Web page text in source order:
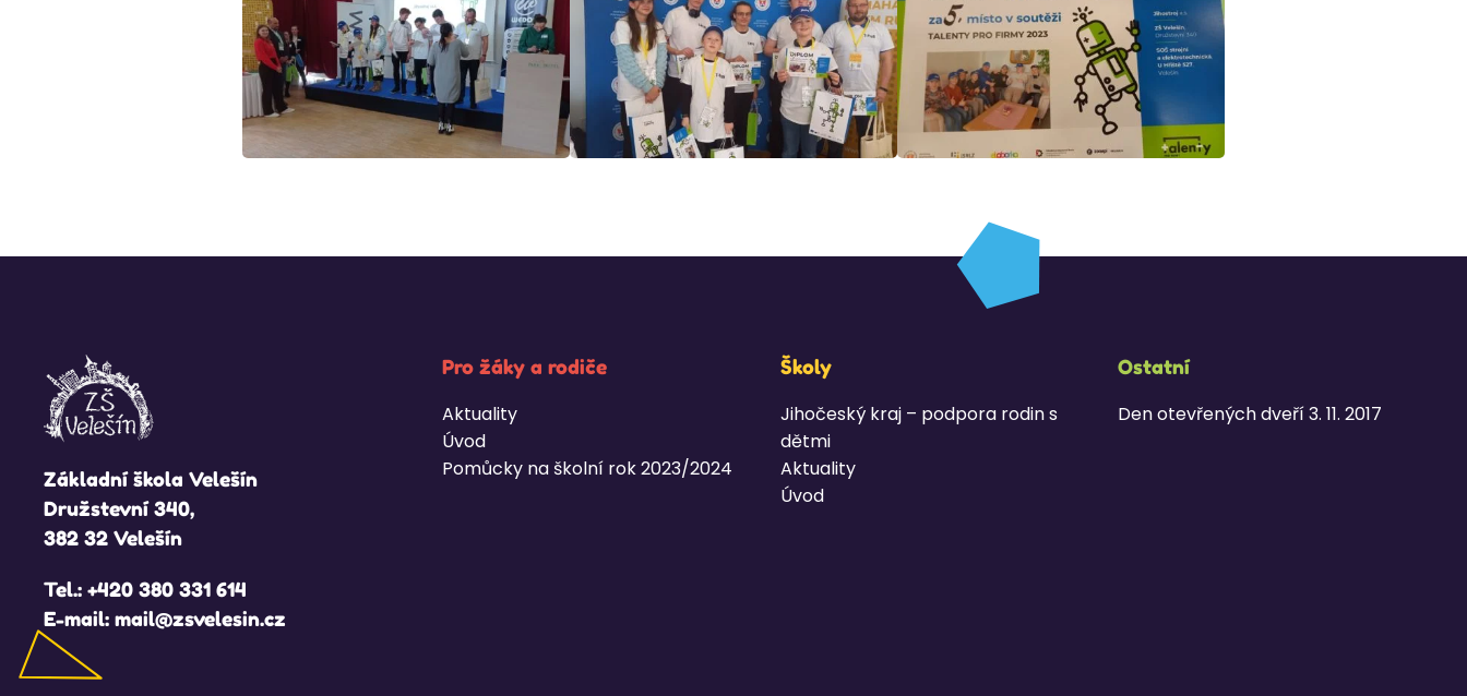
Základní škola Velešín
Družstevní 340,
382 32 Velešín
Tel.: +420 380 331 614
E-mail: mail@zsvelesin.cz
Pro žáky a rodiče
Aktuality
Úvod
Pomůcky na školní rok 2023/2024
Školy
Jihočeský kraj – podpora rodin s
dětmi
Aktuality
Úvod
Ostatní
Den otevřených dveří 3. 11. 2017